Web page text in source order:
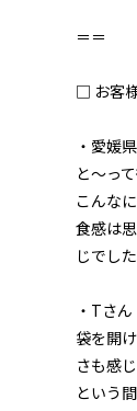
＝＝
□ お客
・愛媛
と～っ
こんな
食感は
じでした
・Tさん
袋を開
さも感
という